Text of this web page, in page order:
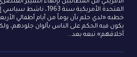
الأمريكي من المطالبين بإنهاء التمييز
المتحدة الأمريكية سنة
خطبه «لدي حلم بأن يوماً من أيام أطفالي
يكون فيه الحكم على الناس بألوان جلودهم،
أخلاقهم».تبعه بعد...